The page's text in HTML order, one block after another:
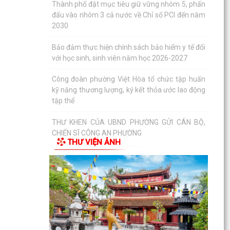
với học sinh, sinh viên năm học 2026-2027
Công đoàn phường Việt Hòa tổ chức tập huấn
tập thể
CHIẾN SĨ CÔNG AN PHƯỜNG
KỶ NIỆM 79 NĂM NGÀY THƯƠNG BINH - LIỆT SĨ
HỘI CỰU CHIẾN BINH PHỐI HỢP VỚI HỘI NẠN
NHÂN DA CAM/DIOXIN PHƯỜNG VIỆT HÒA
THĂM, TẶNG QUÀ GIA ĐÌNH...
PHƯỜNG VIỆT HÒA THẮP NẾN TRI ÂN CÁC ANH
HÙNG LIỆT SĨ NHÂN KỶ NIỆM 79 NĂM NGÀY
THƯƠNG BINH - LIỆT SĨ...
Phường Việt Hòa tổ chức ra quân dọn dẹp vệ
THƯ VIỆN ẢNH